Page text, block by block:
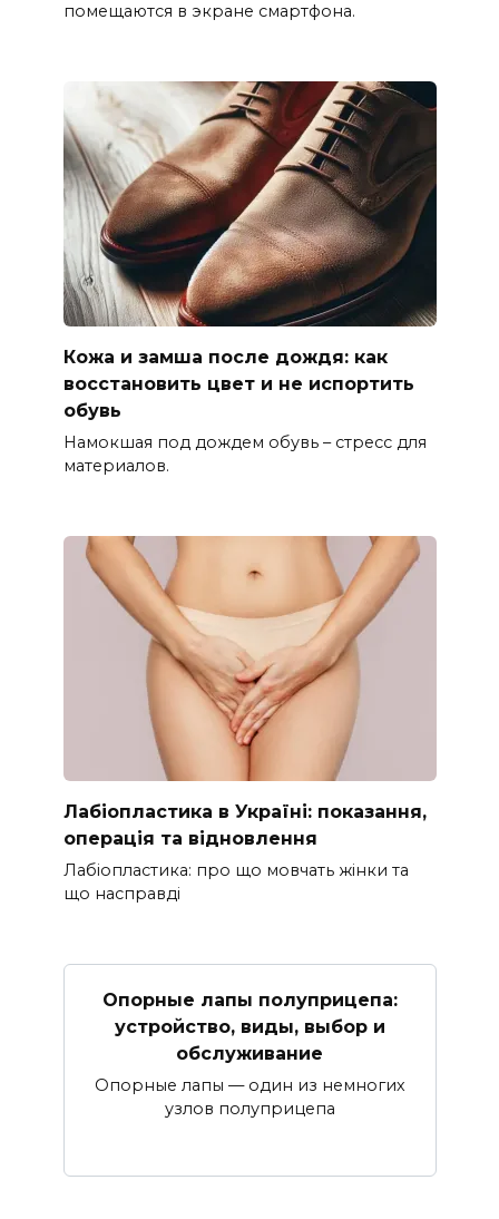
помещаются в экране смартфона.
Кожа и замша после дождя: как
восстановить цвет и не испортить
обувь
Намокшая под дождем обувь – стресс для
материалов.
Лабіопластика в Україні: показання,
операція та відновлення
Лабіопластика: про що мовчать жінки та
що насправді
Опорные лапы полуприцепа:
устройство, виды, выбор и
обслуживание
Опорные лапы — один из немногих
узлов полуприцепа